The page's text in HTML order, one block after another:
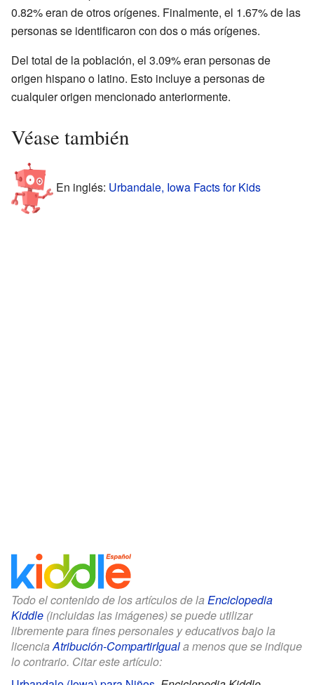
0.82% eran de otros orígenes. Finalmente, el 1.67% de las
personas se identificaron con dos o más orígenes.
Del total de la población, el 3.09% eran personas de
origen hispano o latino. Esto incluye a personas de
cualquier origen mencionado anteriormente.
Véase también
En inglés: Urbandale, Iowa Facts for Kids
Todo el contenido de los artículos de la Enciclopedia
Kiddle (incluidas las imágenes) se puede utilizar
libremente para fines personales y educativos bajo la
licenciaAtribución-CompartirIguala menos que se indique
lo contrario. Citar este artículo: